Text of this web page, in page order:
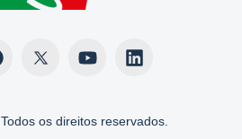
Todos os direitos reservados.